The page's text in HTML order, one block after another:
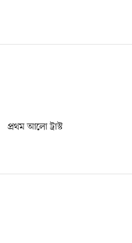
প্রথম আলো ট্রাস্ট